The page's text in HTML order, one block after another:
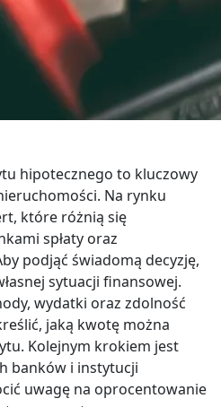
hipotecznego to kluczowy
Na rynku
które różnią się
spłaty oraz
podjąć świadomą decyzję,
sytuacji finansowej.
wydatki oraz zdolność
jaką kwotę można
Kolejnym krokiem jest
banków i instytucji
uwagę na oprocentowanie